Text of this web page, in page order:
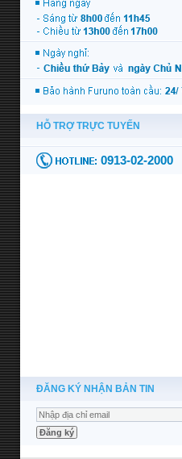
ĐĂNG KÝ NHẬN BẢN TIN